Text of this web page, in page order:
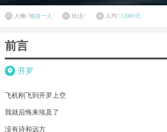
 人物 /独自一人  玩法 /  人均 / 12000元
前言
 开罗
飞机刚飞到开罗上空
我就后悔来埃及了
没有诗和远方